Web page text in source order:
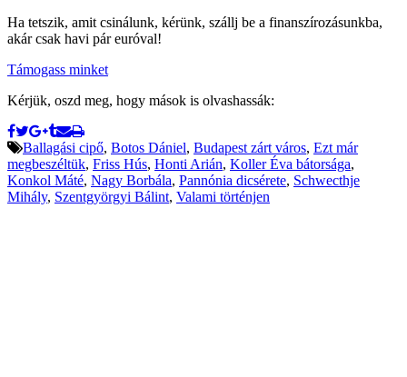
Ha tetszik, amit csinálunk, kérünk, szállj be a finanszírozásunkba,
akár csak havi pár euróval!
Támogass minket
Kérjük, oszd meg, hogy mások is olvashassák:
Ballagási cipő, Botos Dániel, Budapest zárt város, Ezt már
megbeszéltük, Friss Hús, Honti Arián, Koller Éva bátorsága,
Konkol Máté, Nagy Borbála, Pannónia dicsérete, Schwecthje
Mihály, Szentgyörgyi Bálint, Valami történjen